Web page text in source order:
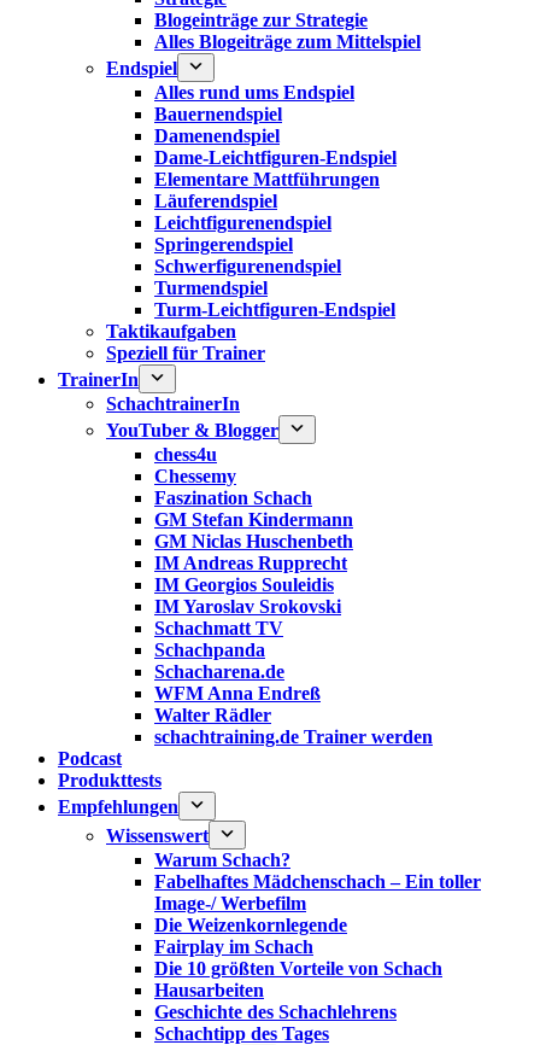
Blogeinträge zur Strategie
Alles Blogeiträge zum Mittelspiel
Endspiel
Alles rund ums Endspiel
Bauernendspiel
Damenendspiel
Dame-Leichtfiguren-Endspiel
Elementare Mattführungen
Läuferendspiel
Leichtfigurenendspiel
Springerendspiel
Schwerfigurenendspiel
Turmendspiel
Turm-Leichtfiguren-Endspiel
Taktikaufgaben
Speziell für Trainer
TrainerIn
SchachtrainerIn
YouTuber & Blogger
chess4u
Chessemy
Faszination Schach
GM Stefan Kindermann
GM Niclas Huschenbeth
IM Andreas Rupprecht
IM Georgios Souleidis
IM Yaroslav Srokovski
Schachmatt TV
Schachpanda
Schacharena.de
WFM Anna Endreß
Walter Rädler
schachtraining.de Trainer werden
Podcast
Produkttests
Empfehlungen
Wissenswert
Warum Schach?
Fabelhaftes Mädchenschach – Ein toller
Image-/ Werbefilm
Die Weizenkornlegende
Fairplay im Schach
Die 10 größten Vorteile von Schach‎
Hausarbeiten
Geschichte des Schachlehrens
Schachtipp des Tages